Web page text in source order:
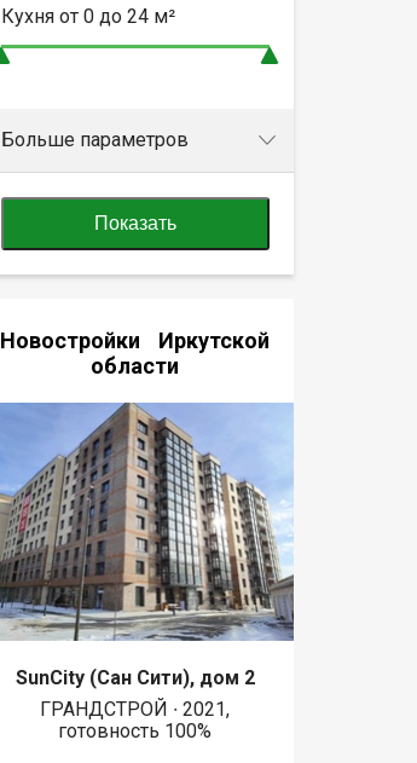
Кухня от 0 до 24м²
Больше параметров
Показать
Новостройки Иркутской
области
SunCity (Сан Сити), дом 2
ГРАНДСТРОЙ ∙ 2021,
готовность 100%